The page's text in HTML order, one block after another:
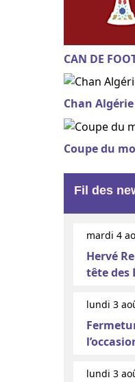
CAN DE
Chan Algérie
Coupe du
Fil des
mardi 4
Hervé
tête des
lundi 3
lundi 3